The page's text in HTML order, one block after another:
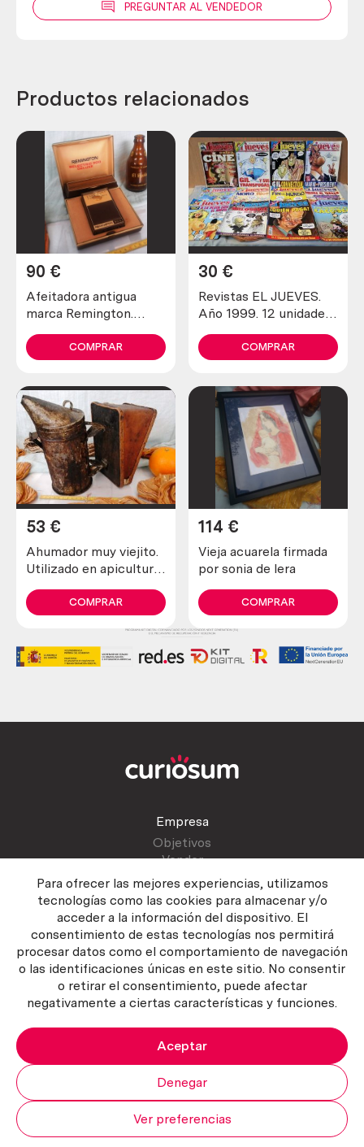
Para ofrecer las mejores experiencias, utilizamos
tecnologías como las cookies para almacenar y/o
acceder a la información del dispositivo. El
consentimiento de estas tecnologías nos permitirá
procesar datos como el comportamiento de navegación
o las identificaciones únicas en este sitio. No consentir
o retirar el consentimiento, puede afectar
negativamente a ciertas características y funciones.
Aceptar
Denegar
Ver preferencias
PREGUNTAR AL VENDEDOR
Productos relacionados
Afeitadora antigua
marca Remington.
colección
90 €
COMPRAR
Revistas EL JUEVES.
Año 1999. 12 unidades
30 €
COMPRAR
Ahumador muy viejito.
Utilizado en apicultura
abejas
53 €
COMPRAR
Vieja acuarela firmada
por sonia de lera
114 €
COMPRAR
Empresa
Objetivos
Vender
Atención al cliente
Contactar
Manual del vendedor
Política del servicio
Política de Cookies
Copyright ©2026 Curiosum S.L. Todos los derechos reservados.